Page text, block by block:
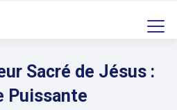
Sacré de Jésus :
Puissante